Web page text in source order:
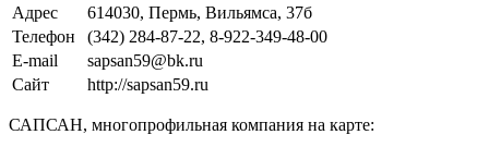
Адрес
614030, Пермь, Вильямса, 37б
Телефон
(342) 284-87-22, 8-922-349-48-00
E-mail
sapsan59@bk.ru
Сайт
http://sapsan59.ru
САПСАН, многопрофильная компания на карте: